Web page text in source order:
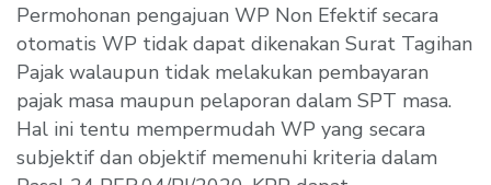
Permohonan pengajuan WP Non Efektif secara
otomatis WP tidak dapat dikenakan Surat Tagihan
Pajak walaupun tidak melakukan pembayaran
pajak masa maupun pelaporan dalam SPT masa.
Hal ini tentu mempermudah WP yang secara
subjektif dan objektif memenuhi kriteria dalam